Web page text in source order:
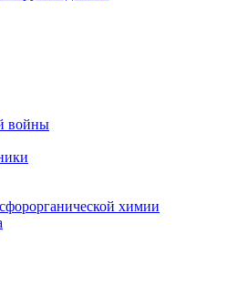
войны
химии